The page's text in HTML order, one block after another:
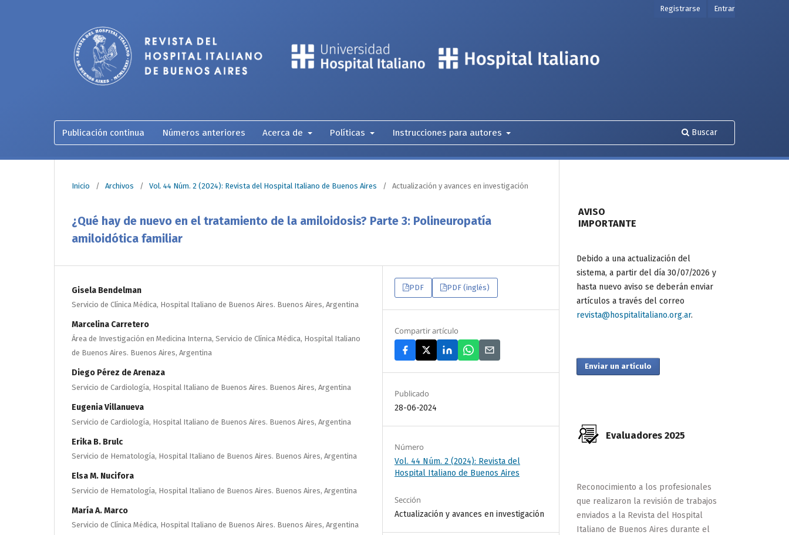
Publicación continua Números anteriores Acerca de Políticas Instrucciones para autores Buscar
Registrarse Entrar
Inicio / Archivos / Vol. 44 Núm. 2 (2024): Revista del Hospital Italiano de Buenos Aires / Actualización y avances en investigación
¿Qué hay de nuevo en el tratamiento de la amiloidosis? Parte 3: Polineuropatía
amiloidótica familiar
Gisela Bendelman
Servicio de Clínica Médica, Hospital Italiano de Buenos Aires. Buenos Aires, Argentina
Marcelina Carretero
Área de Investigación en Medicina Interna, Servicio de Clínica Médica, Hospital Italiano
de Buenos Aires. Buenos Aires, Argentina
Diego Pérez de Arenaza
Servicio de Cardiología, Hospital Italiano de Buenos Aires. Buenos Aires, Argentina
Eugenia Villanueva
Servicio de Cardiología, Hospital Italiano de Buenos Aires. Buenos Aires, Argentina
Erika B. Brulc
Servicio de Hematología, Hospital Italiano de Buenos Aires. Buenos Aires, Argentina
Elsa M. Nucifora
Servicio de Hematología, Hospital Italiano de Buenos Aires. Buenos Aires, Argentina
María A. Marco
Servicio de Clínica Médica, Hospital Italiano de Buenos Aires. Buenos Aires, Argentina
PDF PDF (inglés)
Compartir artículo
Publicado
28-06-2024
Número
Vol. 44 Núm. 2 (2024): Revista del
Hospital Italiano de Buenos Aires
Sección
Actualización y avances en investigación
AVISO
IMPORTANTE
Debido a una actualización del
sistema, a partir del día 30/07/2026 y
hasta nuevo aviso se deberán enviar
artículos a través del correo
revista@hospitalitaliano.org.ar.
Enviar un artículo
Evaluadores 2025
Reconocimiento a los profesionales
que realizaron la revisión de trabajos
enviados a la Revista del Hospital
Italiano de Buenos Aires durante el